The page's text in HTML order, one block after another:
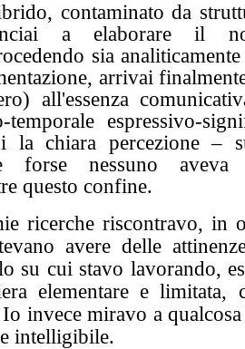
contaminato da
a elaborare il
sia
arrivai
all'essenza
temporale espressivo-
la chiara percezione –
forse nessuno aveva
questo confine.
ricerche riscontravo, in
avere delle
su cui stavo lavorando,
elementare e limitata,
invece miravo a
intelligibile.